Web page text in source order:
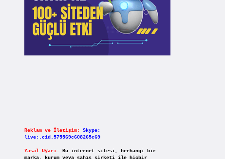
Reklam ve İletişim:
Skype:
live:.cid.575569c608265c69
Yasal Uyarı:
Bu internet sitesi, herhangi bir